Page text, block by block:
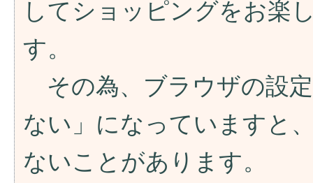
してショッピングをお楽
す。
その為、ブラウザの設
ない」になっていますと
ないことがあります。